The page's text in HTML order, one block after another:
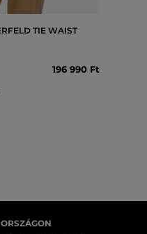
TIE WAIST
196 990 Ft